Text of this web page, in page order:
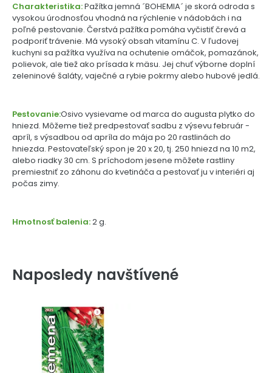
Charakteristika:Pažítka jemná ´BOHEMIA´ je skorá odroda s
vysokou úrodnosťou vhodná na rýchlenie v nádobách i na
poľné pestovanie. Čerstvá pažítka pomáha vyčistiť črevá a
podporiť trávenie. Má vysoký obsah vitamínu C. V ľudovej
kuchyni sa pažítka využíva na ochutenie omáčok, pomazánok,
polievok, ale tiež ako prísada k mäsu. Jej chuť výborne doplní
zeleninové šaláty, vaječné a rybie pokrmy alebo hubové jedlá.
Pestovanie:Osivo vysievame od marca do augusta plytko do
hniezd. Môžeme tiež predpestovať sadbu z výsevu február -
apríl, s výsadbou od apríla do mája po 20 rastlinách do
hniezda. Pestovateľský spon je 20 x 20, tj. 250 hniezd na 10 m2,
alebo riadky 30 cm. S príchodom jesene môžete rastliny
premiestniť zo záhonu do kvetináča a pestovať ju v interiéri aj
počas zimy.
Hmotnosť balenia:2 g.
Naposledy navštívené